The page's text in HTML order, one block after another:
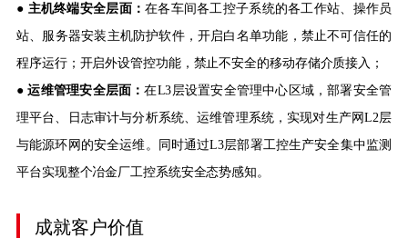
● 主机终端安全层面：在各车间各工控子系统的各工作站、操作员
站、服务器安装主机防护软件，开启白名单功能，禁止不可信任的
程序运行；开启外设管控功能，禁止不安全的移动存储介质接入；
●运维管理安全层面：在L3层设置安全管理中心区域，部署安全管
理平台、日志审计与分析系统、运维管理系统，实现对生产网L2层
与能源环网的安全运维。同时通过L3层部署工控生产安全集中监测
平台实现整个冶金厂工控系统安全态势感知。
成就客户价值